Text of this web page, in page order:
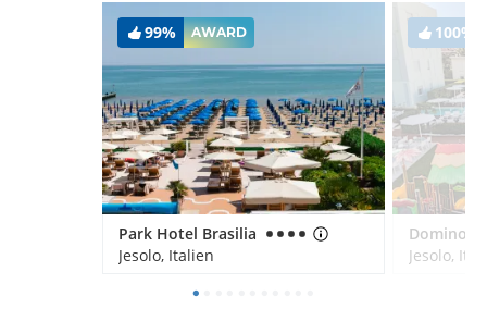
99% AWARD
Park Hotel Brasilia
Jesolo, Italien
100%
Domino
Jesolo,